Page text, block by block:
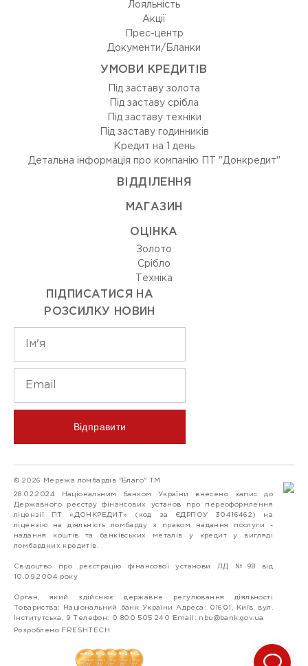
Лояльність
Акції
Прес-центр
Документи/Бланки
УМОВИ КРЕДИТІВ
Під заставу золота
Під заставу срібла
Під заставу техніки
Під заставу годинників
Кредит на 1 день
Детальна інформація про компанію ПТ "Донкредит"
ВIДДIЛЕННЯ
МАГАЗИН
ОЦIНКА
Золото
Срiбло
Технiка
ПІДПИСАТИСЯ НА
РОЗСИЛКУ НОВИН
Відправити
© 2026 Мережа ломбардів "Благо" ТМ
28.02.2024 Національним банком України внесено запис до
Державного реєстру фінансових установ про переоформлення
ліцензії ПТ «ДОНКРЕДИТ» (код за ЄДРПОУ 30416462) на
ліцензію на діяльність ломбарду з правом надання послуги -
надання коштів та банківських металів у кредит у вигляді
ломбардних кредитів.
Свідоцтво про реєстрацію фінансової установи ЛД №98 від
10.09.2004 року
Орган, який здійснює державне регулювання діяльності
Товариства: Національний банк України Адреса: 01601, Київ, вул.
Інститутська, 9 Телефон: 0 800 505 240 Email: nbu@bank.gov.ua
Розроблено FRESHTECH